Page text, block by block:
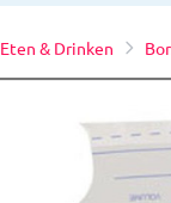
Eten & Drinken